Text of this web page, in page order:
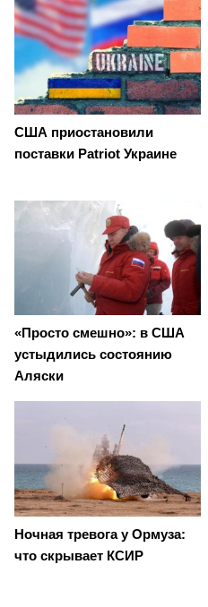
США приостановили
поставки Patriot Украине
«Просто смешно»: в США
устыдились состоянию
Аляски
Ночная тревога у Ормуза:
что скрывает КСИР